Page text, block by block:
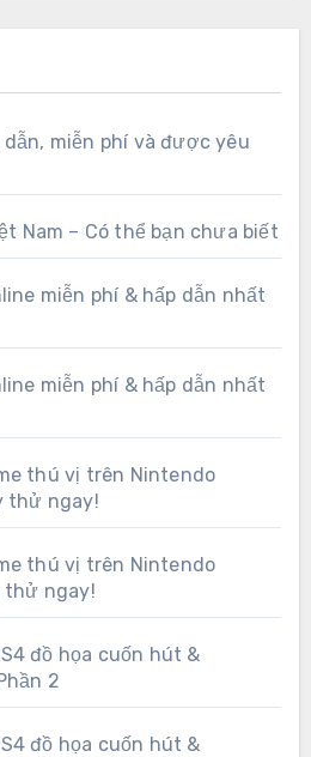
dẫn, miễn phí và được yêu
Nam – Có thể bạn chưa biết
miễn phí & hấp dẫn nhất
miễn phí & hấp dẫn nhất
thú vị trên Nintendo
thử ngay!
thú vị trên Nintendo
thử ngay!
đồ họa cuốn hút &
2
đồ họa cuốn hút &